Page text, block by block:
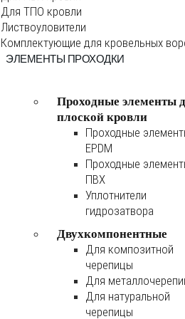
Для ТПО кровли
Листвоуловители
Комплектующие для кровельных
ЭЛЕМЕНТЫ ПРОХОДКИ
Проходные элементы
плоской кровли
Проходные
EPDM
Проходные
ПВХ
Уплотнители
гидрозатвора
Двухкомпонентные
Для композитной
черепицы
Для
Для натуральной
черепицы